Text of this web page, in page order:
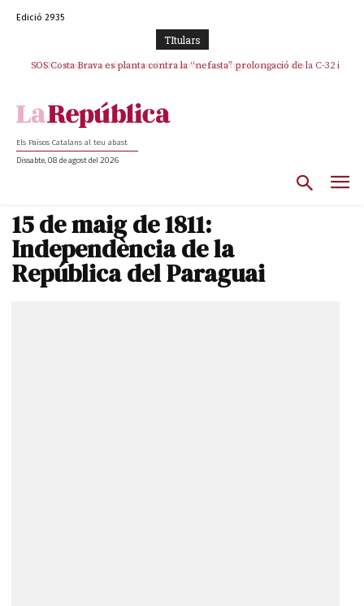
Edició 2935
TItulars
SOS Costa Brava es planta contra la “nefasta” prolongació de la C-32 i
Els Països Catalans al teu abast
Dissabte, 08 de agost del 2026
15 de maig de 1811:
Independència de la
República del Paraguai